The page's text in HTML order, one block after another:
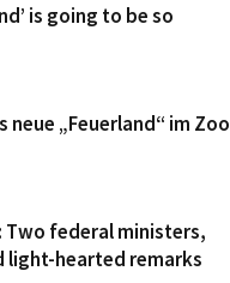
is going to be so
neue „Feuerland“ im Zoo
Two federal ministers,
light-hearted remarks